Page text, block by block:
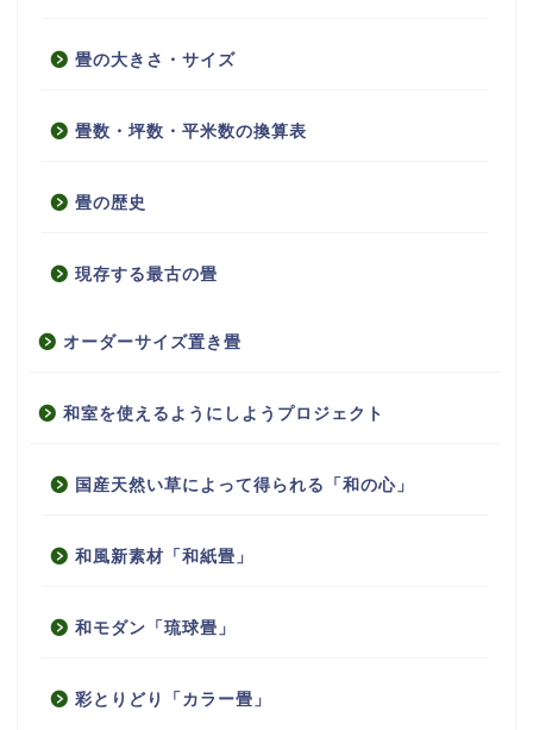
畳の大きさ・サイズ
畳数・坪数・平米数の換算表
畳の歴史
現存する最古の畳
オーダーサイズ置き畳
和室を使えるようにしようプロジェクト
国産天然い草によって得られる「和の心」
和風新素材「和紙畳」
和モダン「琉球畳」
彩とりどり「カラー畳」